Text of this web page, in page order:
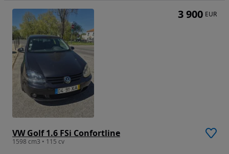
VW Golf 1.6 FSi Confortline
1598 cm3 • 115 cv
3 900 EUR